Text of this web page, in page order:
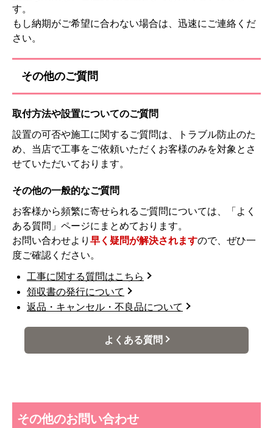
す。
もし納期がご希望に合わない場合は、迅速にご連絡くだ
さい。
その他のご質問
取付方法や設置についてのご質問
設置の可否や施工に関するご質問は、トラブル防止のた
め、当店で工事をご依頼いただくお客様のみを対象とさ
せていただいております。
その他の一般的なご質問
お客様から頻繁に寄せられるご質問については、「よく
ある質問」ページにまとめております。
お問い合わせより 早く疑問が解決されますので、ぜひ一
度ご確認ください。
工事に関する質問はこちら
領収書の発行について
返品・キャンセル・不良品について
よくある質問
その他のお問い合わせ